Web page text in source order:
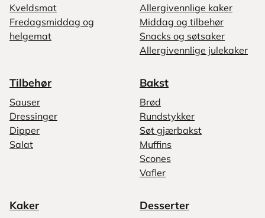
Kveldsmat
Fredagsmiddag og
helgemat
Allergivennlige kaker
Middag og tilbehør
Snacks og søtsaker
Allergivennlige julekaker
Tilbehør
Sauser
Dressinger
Dipper
Salat
Bakst
Brød
Rundstykker
Søt gjærbakst
Muffins
Scones
Vafler
Kaker Desserter